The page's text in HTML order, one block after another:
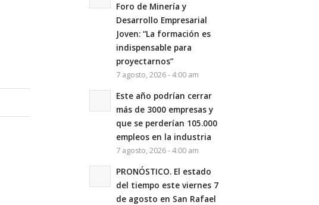
Foro de Minería y
Desarrollo Empresarial
Joven: “La formación es
indispensable para
proyectarnos”
7 agosto, 2026 - 4:00 am
Este año podrían cerrar
más de 3000 empresas y
que se perderían 105.000
empleos en la industria
7 agosto, 2026 - 4:00 am
PRONÓSTICO. El estado
del tiempo este viernes 7
de agosto en San Rafael